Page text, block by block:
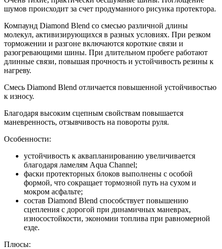
шумов происходит за счет продуманного рисунка протектора.
Компаунд Diamond Blend со смесью различной длины
молекул, активизирующихся в разных условиях. При резком
торможении и разгоне включаются короткие связи и
разогревающими шины. При длительном пробеге работают
длинные связи, повышая прочность и устойчивость резины к
нагреву.
Смесь Diamond Blend отличается повышенной устойчивостью
к износу.
Благодаря высоким сцепным свойствам повышается
маневренность, отзывчивость на повороты руля.
Особенности:
устойчивость к аквапланированию увеличивается
благодаря ламелям Aqua Channel;
фаски протекторных блоков выполнены с особой
формой, что сокращает тормозной путь на сухом и
мокром асфальте;
состав Diamond Blend способствует повышению
сцепления с дорогой при динамичных маневрах,
износостойкости, экономии топлива при равномерной
езде.
Плюсы: